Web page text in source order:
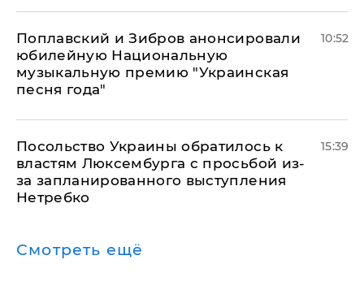
Поплавский и Зибров анонсировали
юбилейную Национальную
музыкальную премию "Украинская
песня года"
10:52
Посольство Украины обратилось к
властям Люксембурга с просьбой из-
за запланированного выступления
Нетребко
15:39
Смотреть ещё